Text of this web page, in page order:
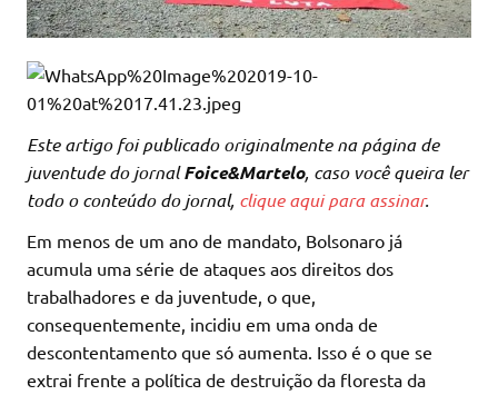
Este artigo foi publicado originalmente na página de
juventude do jornalFoice&Martelo, caso você queira ler
todo o conteúdo do jornal, clique aqui para assinar.
Em menos de um ano de mandato, Bolsonaro já
acumula uma série de ataques aos direitos dos
trabalhadores e da juventude, o que,
consequentemente, incidiu em uma onda de
descontentamento que só aumenta. Isso é o que se
extrai frente a política de destruição da floresta da